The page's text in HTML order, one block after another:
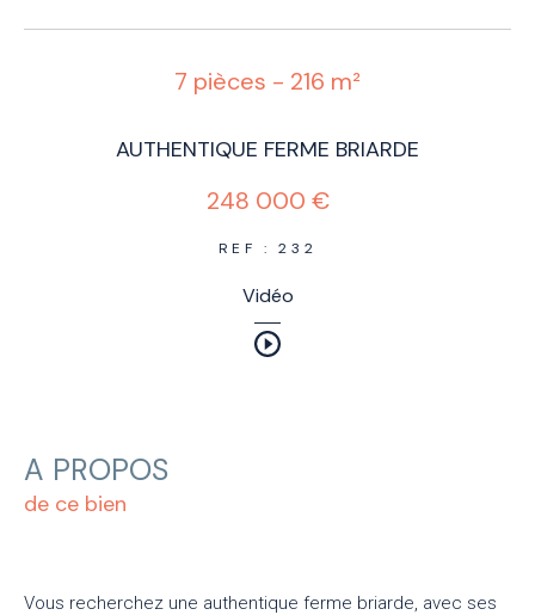
7 pièces - 216 m²
AUTHENTIQUE FERME BRIARDE
248 000 €
REF : 232
Vidéo
A PROPOS
de ce bien
Vous recherchez une authentique ferme briarde, avec ses